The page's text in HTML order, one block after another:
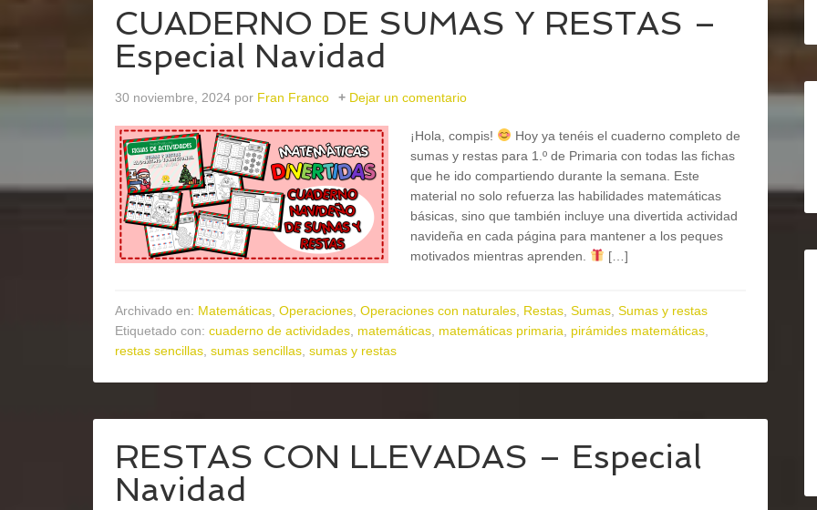
CUADERNO DE SUMAS Y RESTAS –
Especial Navidad
30 noviembre, 2024 por Fran Franco Dejar un comentario
¡Hola, compis!
Hoy ya tenéis el cuaderno completo de
sumas y restas para 1.º de Primaria con todas las fichas
que he ido compartiendo durante la semana. Este
material no solo refuerza las habilidades matemáticas
básicas, sino que también incluye una divertida actividad
navideña en cada página para mantener a los peques
motivados mientras aprenden.
[…]
Archivado en: Matemáticas Operaciones Operaciones con naturales Restas Sumas Sumas y restas
Etiquetado con: cuaderno de actividades matemáticas matemáticas primaria pirámides matemáticas
restas sencillas sumas sencillas sumas y restas
RESTAS CON LLEVADAS – Especial
Navidad